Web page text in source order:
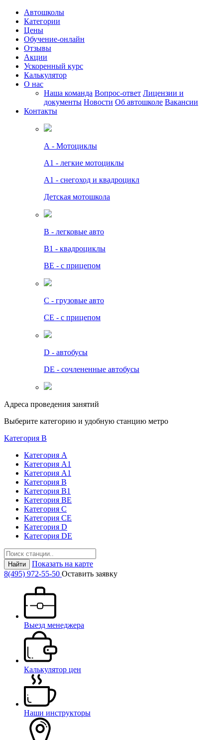
Автошколы
Категории
Цены
Обучение-онлайн
Отзывы
Акции
Ускоренный курс
Калькулятор
О нас
Наша команда Вопрос-ответ Лицензии и
документы Новости Об автошколе Вакансии
Контакты
А - Мотоциклы
A1 - легкие мотоциклы
A1 - снегоход и квадроцикл
Детская мотошкола
B - легковые авто
В1 - квадроциклы
BE - с прицепом
C - грузовые авто
СЕ - с прицепом
D - автобусы
DE - сочлененные автобусы
Адреса проведения занятий
Выберите категорию и удобную станцию метро
Категория B
Категория А
Категория А1
Категория А1
Категория В
Категория В1
Категория BE
Категория С
Категория СЕ
Категория D
Категория DE
Найти
Показать на карте
8(495) 972-55-50 Оставить заявку
Выезд менеджера
Калькулятор цен
Наши инструкторы